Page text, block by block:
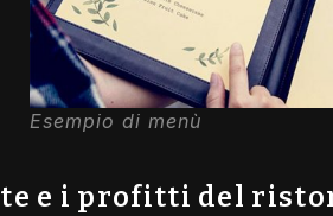
Esempio di menù
e i profitti del